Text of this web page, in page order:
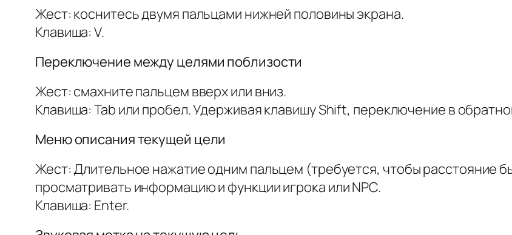
Жест: коснитесь двумя пальцами нижней половины экрана.
Клавиша: V.
Переключение между целями поблизости
Жест: смахните пальцем вверх или вниз.
Клавиша: Tab или пробел. Удерживая клавишу Shift, переключение в
Меню описания текущей цели
Жест: Длительное нажатие одним пальцем (требуется, чтобы расстояние
просматривать информацию и функции игрока или NPC.
Клавиша: Enter.